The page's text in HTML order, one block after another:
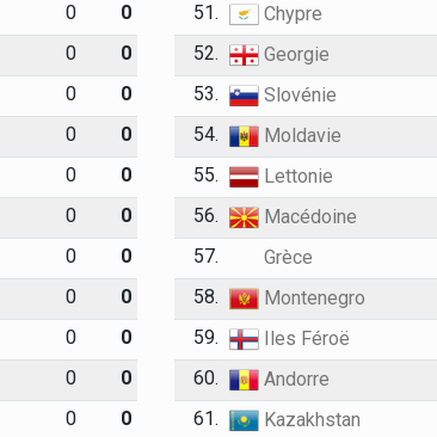
0
0
0
0
0
0
0
0
0
0
0
0
0
0
0
0
0
0
0
0
0 0
51.
Chypre
52.
Georgie
53.
Slovénie
54.
Moldavie
55.
Lettonie
56.
Macédoine
57.
Grèce
58.
Montenegro
59.
Iles Féroë
60.
Andorre
61.
Kazakhstan